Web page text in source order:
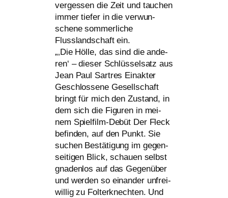
ver­ges­sen die Zeit und tau­chen
immer tie­fer in die ver­wun­
sche­ne som­mer­li­che
Flusslandschaft ein.
„‚Die Hölle, das sind die ande­
ren‘ – die­ser Schlüsselsatz aus
Jean Paul Sartres Einakter
Geschlossene Gesellschaft
bringt für mich den Zustand, in
dem sich die Figuren in mei­
nem Spielfilm-Debüt Der Fleck
befin­den, auf den Punkt. Sie
suchen Bestätigung im gegen­
sei­ti­gen Blick, schau­en selbst
gna­den­los auf das Gegenüber
und wer­den so ein­an­der unfrei­
wil­lig zu Folterknechten. Und